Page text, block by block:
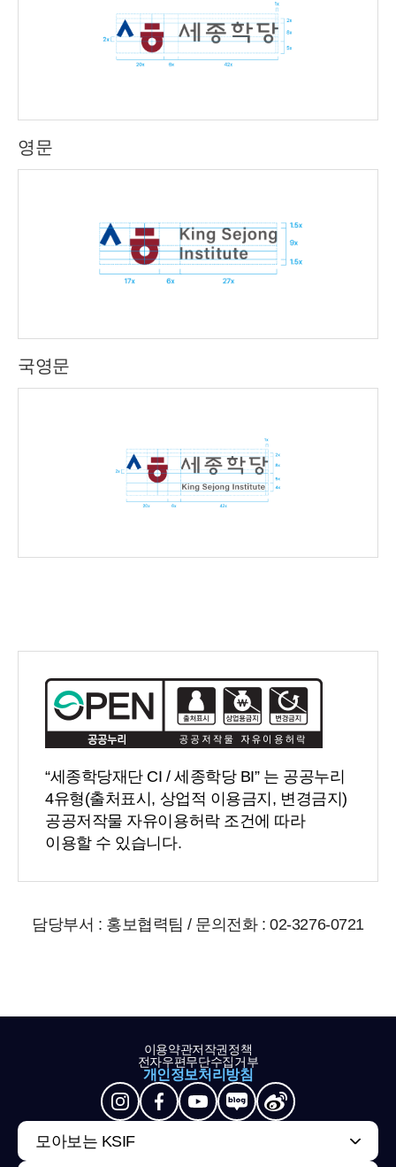
영문
국영문
“세종학당재단 CI / 세종학당 BI” 는 공공누리
4유형(출처표시, 상업적 이용금지, 변경금지)
공공저작물 자유이용허락 조건에 따라
이용할 수 있습니다.
담당부서 : 홍보협력팀 / 문의전화 : 02-3276-0721
이용약관저작권정책
전자우편무단수집거부
개인정보처리방침
모아보는 KSIF